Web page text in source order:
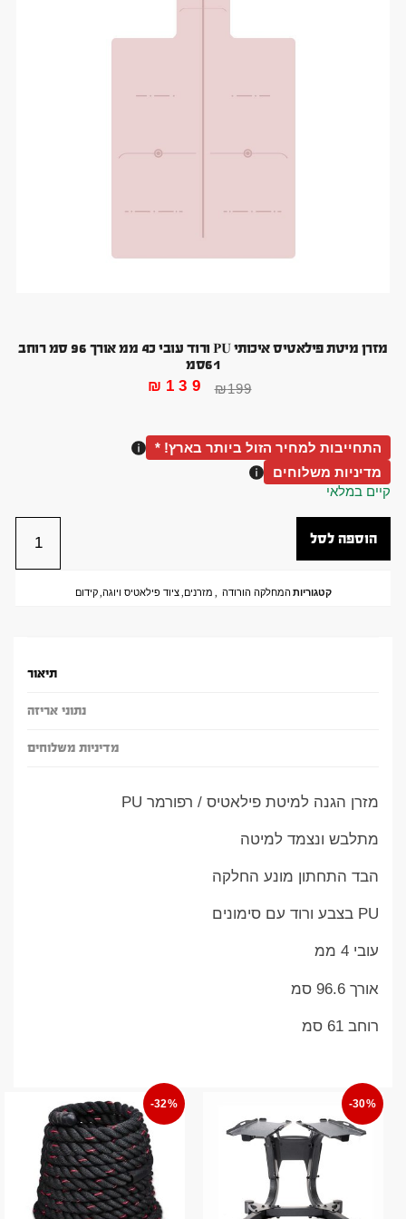
מזרן מיטת פילאטיס איכותי PU ורוד עובי כ4 ממ אורך 96 סמ רוחב
61סמ
₪199
₪ 139
התחייבות למחיר הזול ביותר בארץ! *
מדיניות משלוחים
קיים במלאי
הוספה לסל
קטגוריות המחלקה הורודה , מזרנים,ציוד פילאטיס ויוגה,קידום
תיאור
נתוני אריזה
מדיניות משלוחים
מזרן הגנה למיטת פילאטיס / רפורמר PU
מתלבש ונצמד למיטה
הבד התחתון מונע החלקה
PU בצבע ורוד עם סימונים
עובי 4 ממ
אורך 96.6 סמ
רוחב 61 סמ
-30%
-32%